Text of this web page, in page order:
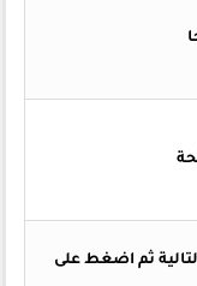
ثم اضغط على